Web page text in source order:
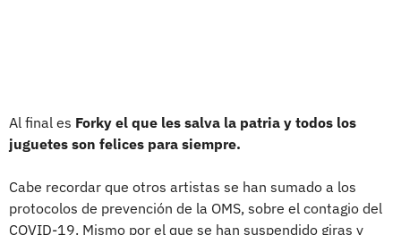
Al final es Forky el que les salva la patria y todos los
juguetes son felices para siempre.
Cabe recordar que otros artistas se han sumado a los
protocolos de prevención de la OMS, sobre el contagio del
COVID-19. Mismo por el que se han suspendido giras y